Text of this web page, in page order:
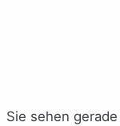
Sie sehen